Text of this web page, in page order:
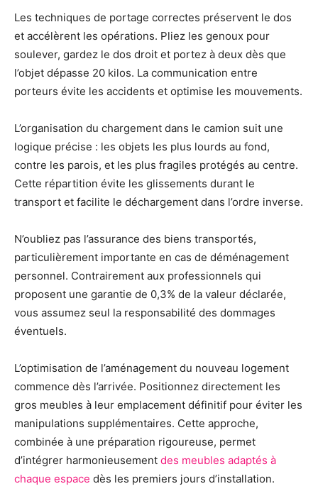
Les techniques de portage correctes préservent le dos
et accélèrent les opérations. Pliez les genoux pour
soulever, gardez le dos droit et portez à deux dès que
l’objet dépasse 20 kilos. La communication entre
porteurs évite les accidents et optimise les mouvements.
L’organisation du chargement dans le camion suit une
logique précise : les objets les plus lourds au fond,
contre les parois, et les plus fragiles protégés au centre.
Cette répartition évite les glissements durant le
transport et facilite le déchargement dans l’ordre inverse.
N’oubliez pas l’assurance des biens transportés,
particulièrement importante en cas de déménagement
personnel. Contrairement aux professionnels qui
proposent une garantie de 0,3% de la valeur déclarée,
vous assumez seul la responsabilité des dommages
éventuels.
L’optimisation de l’aménagement du nouveau logement
commence dès l’arrivée. Positionnez directement les
gros meubles à leur emplacement définitif pour éviter les
manipulations supplémentaires. Cette approche,
combinée à une préparation rigoureuse, permet
d’intégrer harmonieusement des meubles adaptés à
chaque espace dès les premiers jours d’installation.